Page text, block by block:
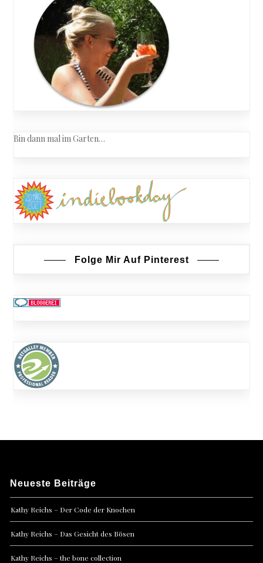
Bin dann mal im Garten…
Folge Mir Auf Pinterest
Neueste Beiträge
Kathy Reichs – Der Code der Knochen
Kathy Reichs – Das Gesicht des Bösen
Kathy Reichs – the bone collection